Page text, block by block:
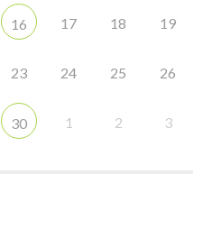
16 17 18 19
23 24 25 26
30 1 2 3